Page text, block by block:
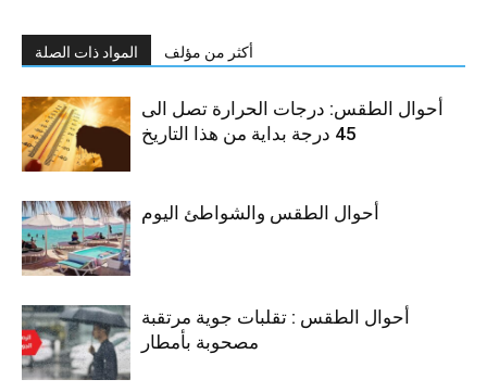
المواد ذات الصلة أكثر من مؤلف
أحوال الطقس: درجات الحرارة تصل الى
45 درجة بداية من هذا التاريخ
أحوال الطقس والشواطئ اليوم
أحوال الطقس : تقلبات جوية مرتقبة
مصحوبة بأمطار